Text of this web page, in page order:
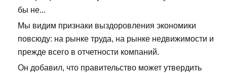
бы не...
Мы видим признаки выздоровления экономики
повсюду: на рынке труда, на рынке недвижимости и
прежде всего в отчетности компаний.
Он добавил, что правительство может утвердить